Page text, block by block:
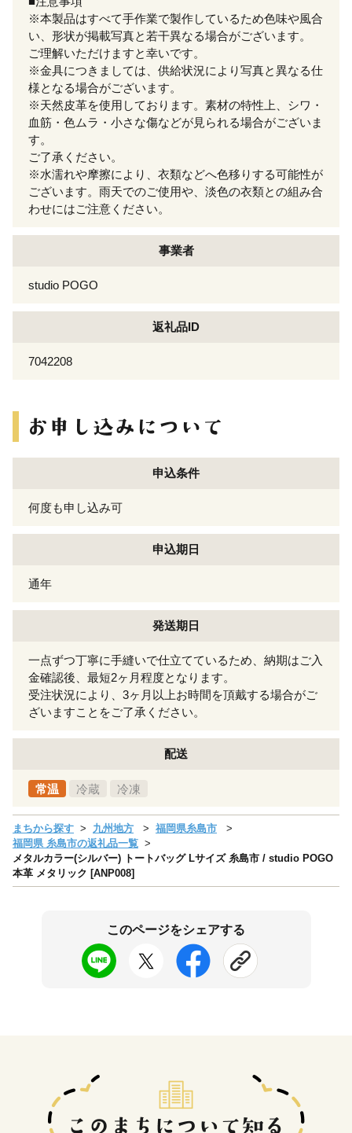
※本製品はすべて手作業で製作しているため色味や風合
い、形状が掲載写真と若干異なる場合がございます。
ご理解いただけますと幸いです。
※金具につきましては、供給状況により写真と異なる仕
様となる場合がございます。
※天然皮革を使用しております。素材の特性上、シワ・
血筋・色ムラ・小さな傷などが見られる場合がございま
す。
ご了承ください。
※水濡れや摩擦により、衣類などへ色移りする可能性が
ございます。雨天でのご使用や、淡色の衣類との組み合
わせにはご注意ください。
事業者
studio POGO
返礼品ID
7042208
申込条件
何度も申し込み可
申込期日
通年
発送期日
一点ずつ丁寧に手縫いで仕立てているため、納期はご入
金確認後、最短2ヶ月程度となります。
受注状況により、3ヶ月以上お時間を頂戴する場合がご
ざいますことをご了承ください。
配送
常温 冷蔵 冷凍
まちから探す 九州地方
福岡県糸島市
福岡県 糸島市の返礼品一覧
メタルカラー(シルバー) トートバッグ Lサイズ 糸島市 / studio POGO
本革 メタリック [ANP008]
このページをシェアする